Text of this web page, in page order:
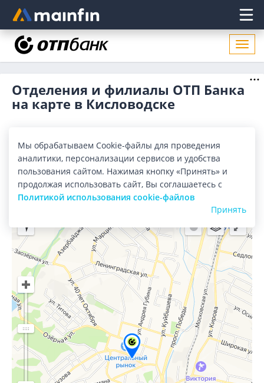
Главное меню
Отделения и филиалы ОТП Банка
на карте в Кисловодске
Город:Кисловодск
Мы обрабатываем Cookie-файлы для проведения
аналитики, персонализации сервисов и удобства
пользования сайтом. Нажимая кнопку «Принять» и
продолжая использовать сайт, Вы соглашаетесь с
Политикой использования cookie-файлов
Принять